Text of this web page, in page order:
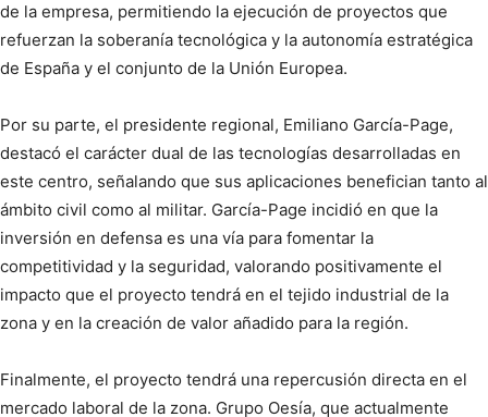
de la empresa, permitiendo la ejecución de proyectos que
refuerzan la soberanía tecnológica y la autonomía estratégica
de España y el conjunto de la Unión Europea.
Por su parte, el presidente regional, Emiliano García-Page,
destacó el carácter dual de las tecnologías desarrolladas en
este centro, señalando que sus aplicaciones benefician tanto al
ámbito civil como al militar. García-Page incidió en que la
inversión en defensa es una vía para fomentar la
competitividad y la seguridad, valorando positivamente el
impacto que el proyecto tendrá en el tejido industrial de la
zona y en la creación de valor añadido para la región.
Finalmente, el proyecto tendrá una repercusión directa en el
mercado laboral de la zona. Grupo Oesía, que actualmente